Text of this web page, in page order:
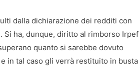
dalla dichiarazione dei redditi con
Si ha, dunque, diritto al rimborso Irpef
quanto si sarebbe dovuto
in tal caso gli verrà restituito in busta